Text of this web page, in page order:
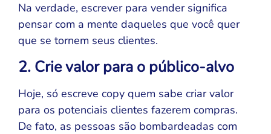
Na verdade, escrever para vender significa
pensar com a mente daqueles que você quer
que se tornem seus clientes.
2. Crie valor para o público-alvo
Hoje, só escreve copy quem sabe criar valor
para os potenciais clientes fazerem compras.
De fato, as pessoas são bombardeadas com